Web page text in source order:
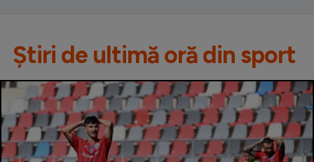
Știri de ultimă oră din sport